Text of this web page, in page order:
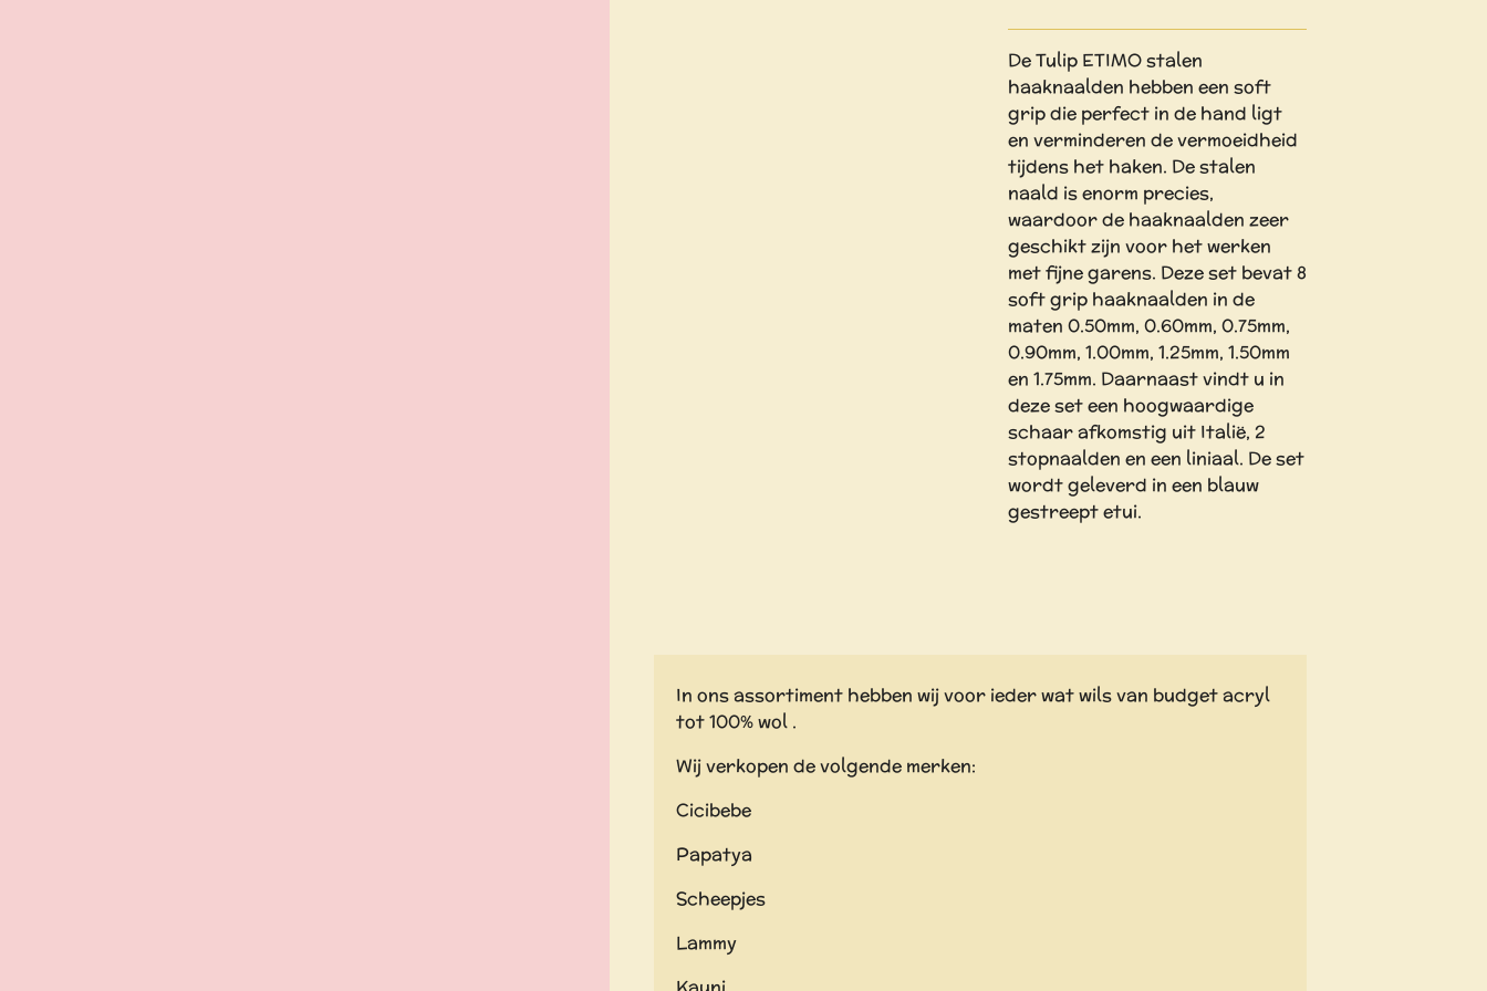
De Tulip ETIMO stalen
haaknaalden hebben een soft
grip die perfect in de hand ligt
en verminderen de vermoeidheid
tijdens het haken. De stalen
naald is enorm precies,
waardoor de haaknaalden zeer
geschikt zijn voor het werken
met fijne garens. Deze set bevat 8
soft grip haaknaalden in de
maten 0.50mm, 0.60mm, 0.75mm,
0.90mm, 1.00mm, 1.25mm, 1.50mm
en 1.75mm. Daarnaast vindt u in
deze set een hoogwaardige
schaar afkomstig uit Italië, 2
stopnaalden en een liniaal. De set
wordt geleverd in een blauw
gestreept etui.
In ons assortiment hebben wij voor ieder wat wils van budget acryl
tot 100% wol .
Wij verkopen de volgende merken:
Cicibebe
Papatya
Scheepjes
Lammy